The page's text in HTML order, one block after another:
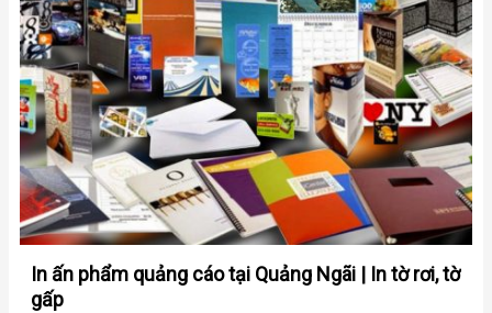
In ấn phẩm quảng cáo tại Quảng Ngãi | In tờ rơi, tờ
gấp